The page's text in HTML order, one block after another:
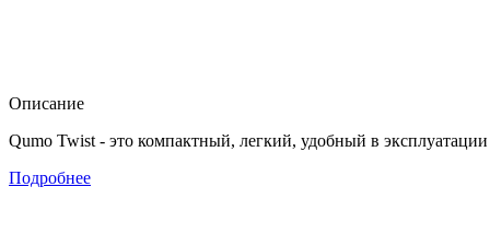
Описание
Qumo Twist - это компактный, легкий, удобный в
Подробнее